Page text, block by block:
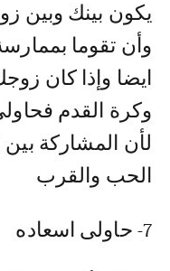
يكون بينك وبين
وأن تقوما
ايضا وإذا كان
وكرة القدم
لأن المشاركة
الحب والقرب
7- حاولى اسعاده